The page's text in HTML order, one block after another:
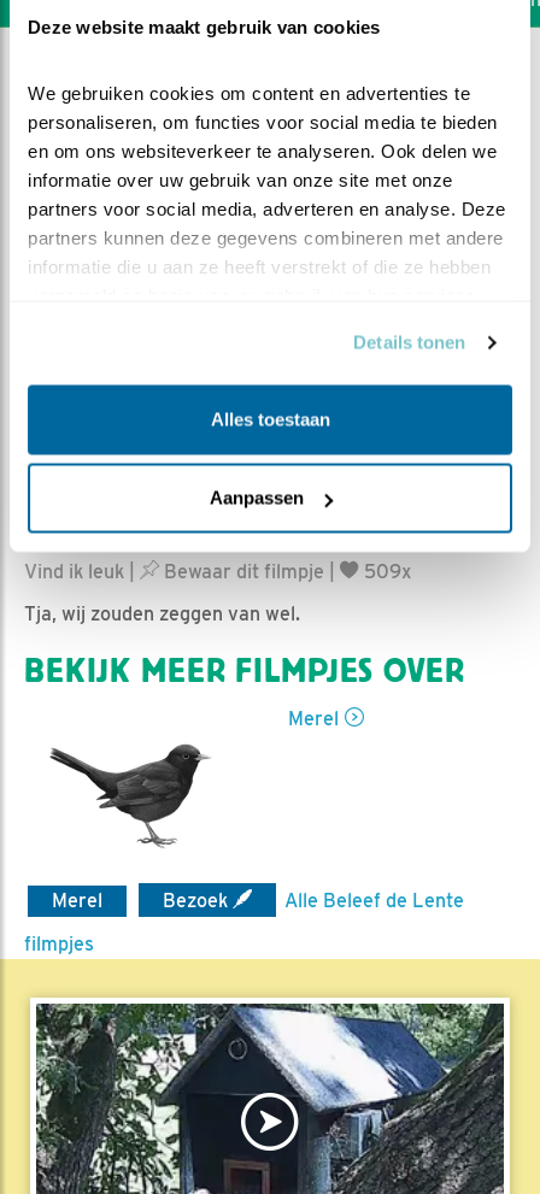
Deze website maakt gebruik van cookies
We gebruiken cookies om content en advertenties te
personaliseren, om functies voor social media te bieden
en om ons websiteverkeer te analyseren. Ook delen we
informatie over uw gebruik van onze site met onze
partners voor social media, adverteren en analyse. Deze
partners kunnen deze gegevens combineren met andere
informatie die u aan ze heeft verstrekt of die ze hebben
Details tonen
Alles toestaan
Aanpassen
DEEL DIT FILMPJE
Is toch een goede plek?
Romke Visser | Geplaatst op 30 maart 2022, 15:20 |
Vind ik leuk
Bewaar dit filmpje
509x
Tja, wij zouden zeggen van wel.
BEKIJK MEER FILMPJES OVER
Merel
Merel Bezoek
Alle Beleef de Lente
filmpjes